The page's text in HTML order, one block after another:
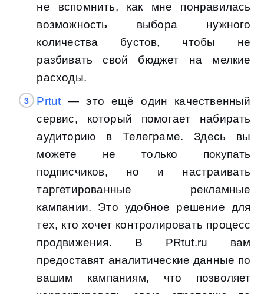
не вспомнить, как мне понравилась
возможность выбора нужного
количества бустов, чтобы не
разбивать свой бюджет на мелкие
расходы.
Prtut— это ещё один качественный
сервис, который помогает набирать
аудиторию в Телеграме. Здесь вы
можете не только покупать
подписчиков, но и настраивать
таргетированные рекламные
кампании. Это удобное решение для
тех, кто хочет контролировать процесс
продвижения. В PRtut.ru вам
предоставят аналитические данные по
вашим кампаниям, что позволяет